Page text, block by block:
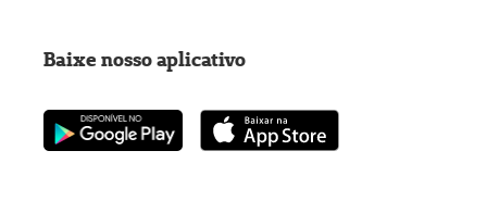
Baixe nosso aplicativo